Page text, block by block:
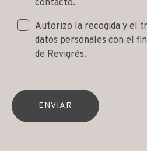
contacto.
Autorizo la recogida y el
datos personales con el
de Revigrés.
ENVIAR